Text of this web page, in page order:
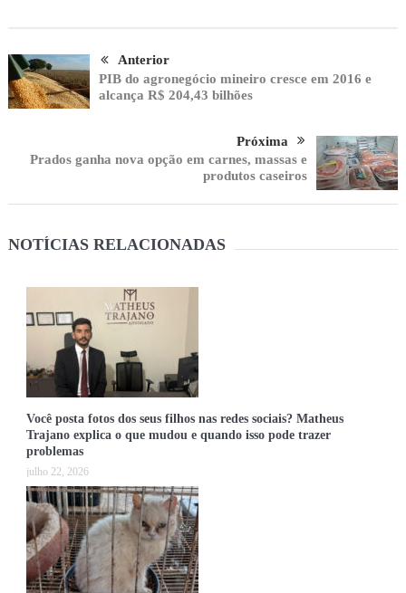
Anterior
PIB do agronegócio mineiro cresce em 2016 e
alcança R$ 204,43 bilhões
Próxima
Prados ganha nova opção em carnes, massas e
produtos caseiros
NOTÍCIAS RELACIONADAS
Você posta fotos dos seus filhos nas redes sociais? Matheus
Trajano explica o que mudou e quando isso pode trazer
problemas
julho 22, 2026